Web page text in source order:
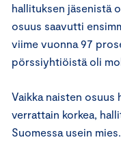
hallituksen jäsenistä
osuus saavutti
viime vuonna 97
pörssiyhtiöistä oli
Vaikka naisten osuus
verrattain korkea,
Suomessa usein